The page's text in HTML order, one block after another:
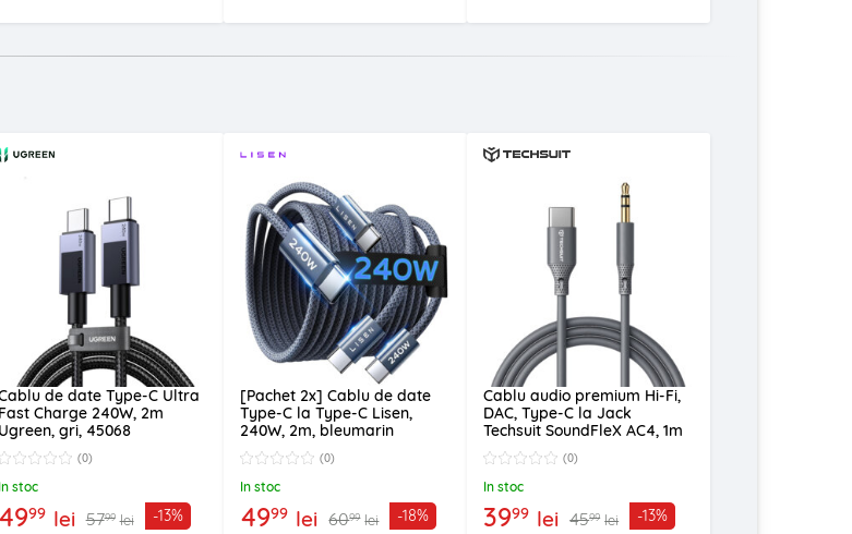
de date Type-C Ultra
Fast Charge 240W, 2m
Ugreen, gri, 45068
(0)
In stoc
4999 lei 5799 lei -13%
[Pachet 2x] Cablu de date
Type-C la Type-C Lisen,
240W, 2m, bleumarin
(0)
In stoc
4999 lei 6099 lei -18%
Cablu audio premium Hi-Fi,
DAC, Type-C la Jack
Techsuit SoundFleX AC4, 1m
(0)
In stoc
3999 lei 4599 lei -13%